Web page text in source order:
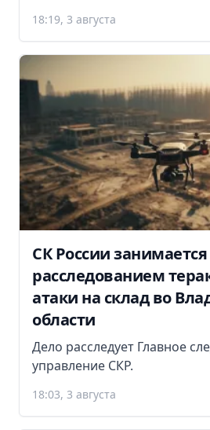
18:19, 3 августа
СК России занимается
расследованием
атаки на склад во
области
Дело расследует Главное
управление СКР.
18:03, 3 августа